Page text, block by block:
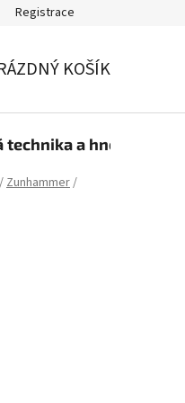
Registrace
KOŠÍK
technika a hnojiva
/Zunhammer/